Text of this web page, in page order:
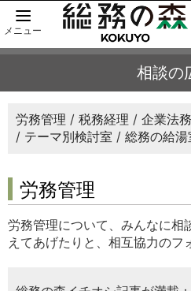
メニュー
相談の
労務管理 税務経理 企業法務
テーマ別検討室
総務の給湯
労務管理
労務管理について、みんなに相
えてあげたりと、相互協力のフ